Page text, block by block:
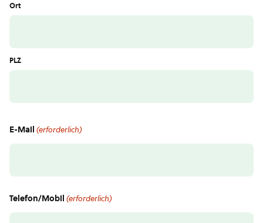
Ort
PLZ
E-Mail (erforderlich)
Telefon/Mobil (erforderlich)